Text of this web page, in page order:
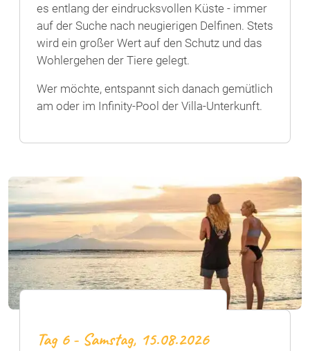
es entlang der eindrucksvollen Küste - immer
auf der Suche nach neugierigen Delfinen. Stets
wird ein großer Wert auf den Schutz und das
Wohlergehen der Tiere gelegt.
Wer möchte, entspannt sich danach gemütlich
am oder im Infinity-Pool der Villa-Unterkunft.
Tag 6 - Samstag, 15.08.2026